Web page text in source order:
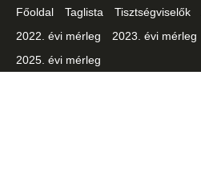
Főoldal Taglista Tisztségviselők
2022. évi mérleg
2023. évi mérleg
2025. évi mérleg